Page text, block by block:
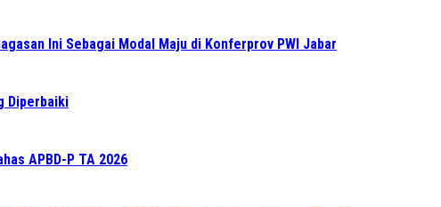
Ini Sebagai Modal Maju di Konferprov PWI Jabar
Diperbaiki
APBD-P TA 2026